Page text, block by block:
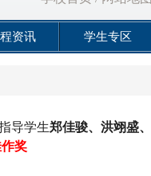
资讯 学生专区
导学生郑佳骏、洪翊盛、
奖